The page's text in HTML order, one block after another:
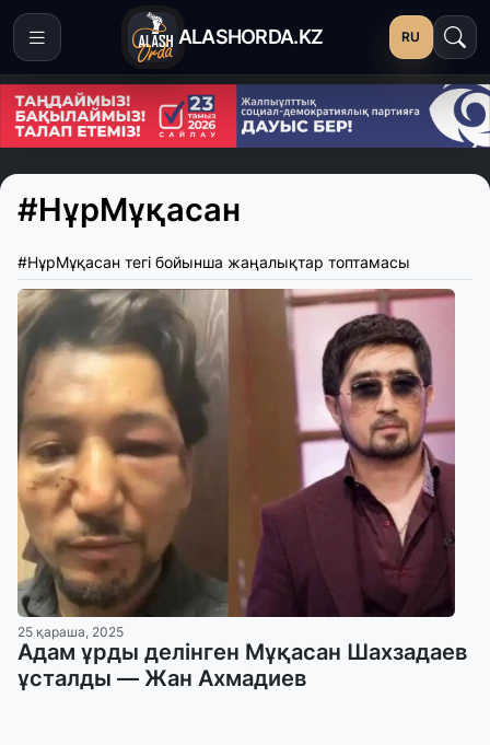
ALASHORDA.KZ RU
#НұрМұқасан
#НұрМұқасан тегі бойынша жаңалықтар топтамасы
25 қараша, 2025
Адам ұрды делінген Мұқасан Шахзадаев
ұсталды — Жан Ахмадиев